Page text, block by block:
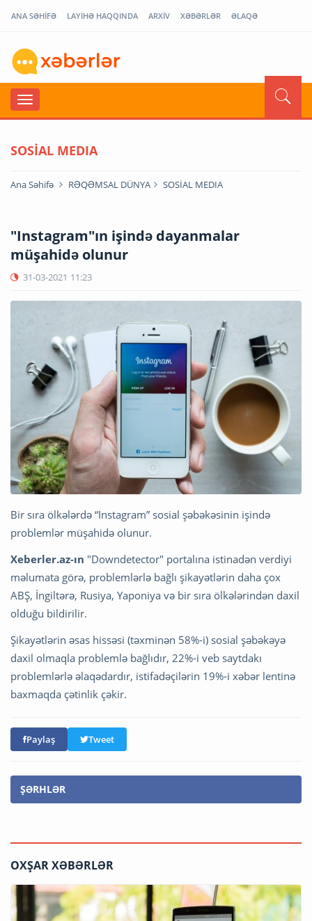
ANA SƏHİFƏ LAYİHƏ HAQQINDA ARXİV XƏBƏRLƏR ƏLAQƏ
SOSİAL MEDIA
Ana Səhifə RƏQƏMSAL DÜNYA SOSİAL MEDIA
"Instagram"ın işində dayanmalar
müşahidə olunur
31-03-2021 11:23
Bir sıra ölkələrdə “Instagram” sosial şəbəkəsinin işində
problemlər müşahidə olunur.
Xeberler.az-ın "Downdetector" portalına istinadən verdiyi
məlumata görə, problemlərlə bağlı şikayətlərin daha çox
ABŞ, İngiltərə, Rusiya, Yaponiya və bir sıra ölkələrindən daxil
olduğu bildirilir.
Şikayətlərin əsas hissəsi (təxminən 58%-i) sosial şəbəkəyə
daxil olmaqla problemlə bağlıdır, 22%-i veb saytdakı
problemlərlə əlaqədardır, istifadəçilərin 19%-i xəbər lentinə
baxmaqda çətinlik çəkir.
Paylaş Tweet
ŞƏRHLƏR
OXŞAR XƏBƏRLƏR